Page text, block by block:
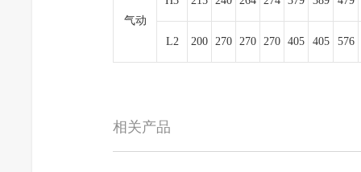
气动
L2 200 270 270 270 405 405 576
相关产品